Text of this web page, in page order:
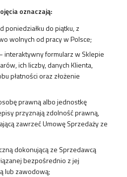
oznaczają:
poniedziałku do piątku, z
wolnych od pracy w Polsce;
interaktywny formularz w Sklepie
ich liczby, danych Klienta,
płatności oraz złożenie
prawną albo jednostkę
przyznają zdolność prawną,
zawrzeć Umowę Sprzedaży ze
dokonującą ze Sprzedawcą
bezpośrednio z jej
lub zawodową;